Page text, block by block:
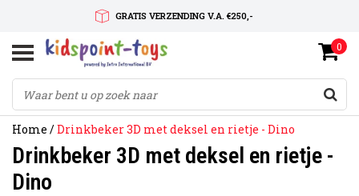
GRATIS VERZENDING V.A. €250,-
SNELLE LEVERTIJD
SERVICE OP MAAT
0
Home /Drinkbeker 3D met deksel en rietje - Dino
Drinkbeker 3D met deksel en rietje -
Dino